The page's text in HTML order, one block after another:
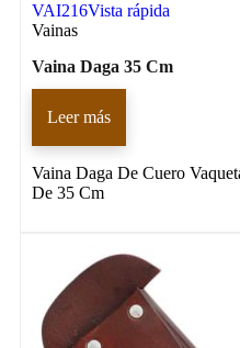
VAI216Vista rápida
Vainas
Vaina Daga 35 Cm
Leer más
Vaina Daga De Cuero
De 35 Cm